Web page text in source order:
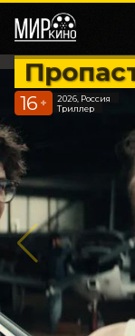
16 +
2026, Россия
Триллер